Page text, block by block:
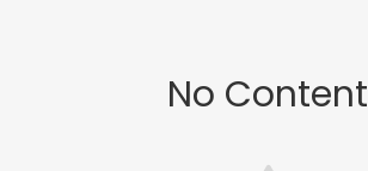
No Content